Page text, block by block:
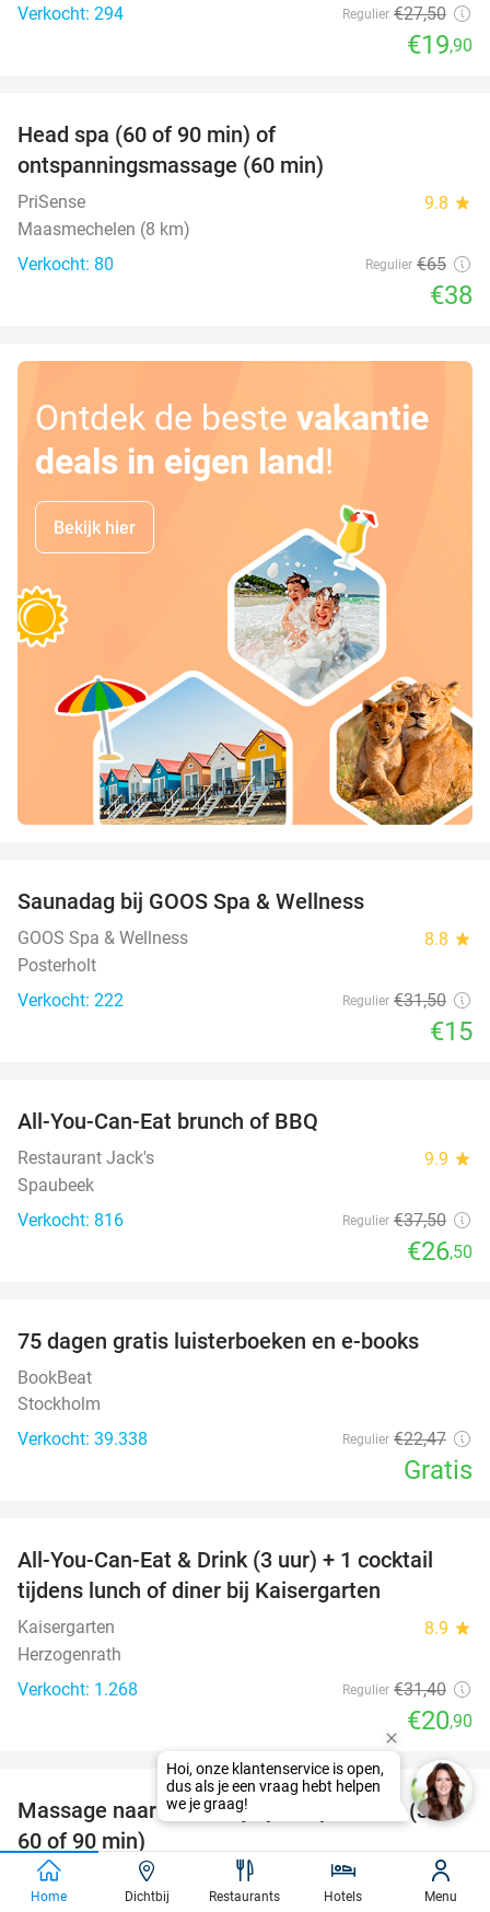
Verkocht: 294
Regulier €27,50
€19,90
Head spa (60 of 90 min) of
ontspanningsmassage (60 min)
PriSense 9.8 star
Maasmechelen (8 km)
Verkocht: 80
Regulier €65
€38
Ontdek de beste vakantie
deals in eigen land!
Bekijk hier
Saunadag bij GOOS Spa & Wellness
GOOS Spa & Wellness 8.8 star
Posterholt
Verkocht: 222
Regulier €31,50
€15
All-You-Can-Eat brunch of BBQ
Restaurant Jack's 9.9 star
Spaubeek
Verkocht: 816
Regulier €37,50
€26,50
75 dagen gratis luisterboeken en e-books
BookBeat
Stockholm
Verkocht: 39.338
Regulier €22,47
Gratis
33%
All-You-Can-Eat & Drink (3 uur) + 1 cocktail
tijdens lunch of diner bij Kaisergarten
Kaisergarten 8.9 star
Herzogenrath
Verkocht: 1.268
Regulier €31,40
€20,90
44%
favorite_border
Massage naar keuze bij FysioXperience (30,
60 of 90 min)
FysioXperience 9.7
Brunssum (+2 locaties) (7 km)
Home Dichtbij Restaurants Hotels Menu